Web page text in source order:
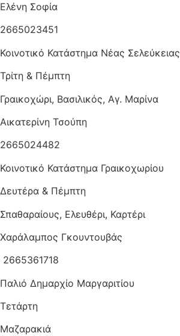
Ελένη Σοφία
2665023451
Κοινοτικό Κατάστημα Νέας Σελεύκειας
Τρίτη & Πέμπτη
Γραικοχώρι, Βασιλικός, Αγ. Μαρίνα
Αικατερίνη Τσούπη
2665024482
Κοινοτικό Κατάστημα Γραικοχωρίου
Δευτέρα & Πέμπτη
Σπαθαραίους, Ελευθέρι, Καρτέρι
Χαράλαμπος Γκουντουβάς
2665361718
Παλιό Δημαρχίο Μαργαριτίου
Τετάρτη
Μαζαρακιά